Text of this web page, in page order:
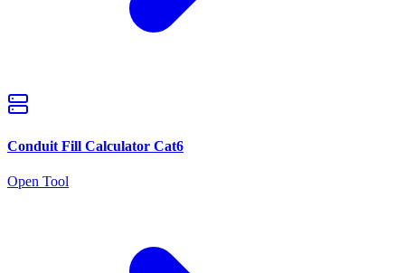
Conduit Fill Calculator Cat6
Open Tool